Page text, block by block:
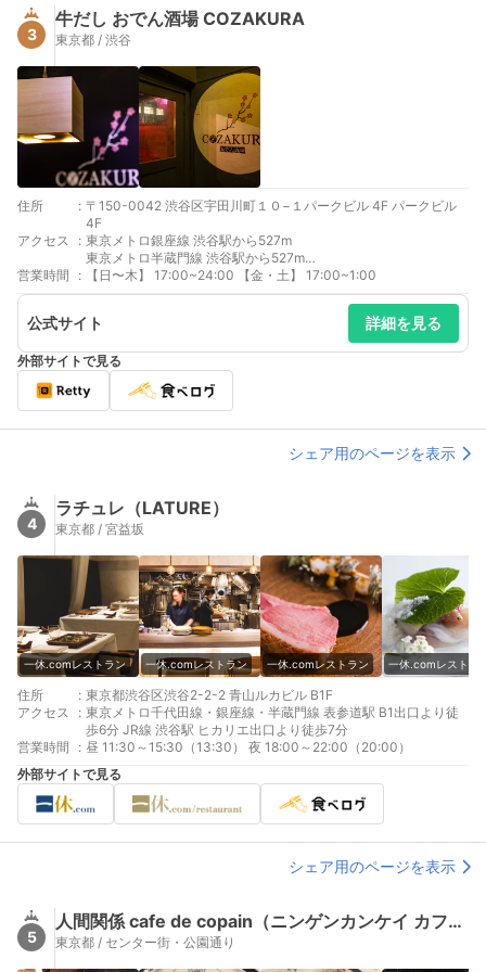
3
牛だし おでん酒場 COZAKURA
東京都 / 渋谷
住所 : 〒150-0042 渋谷区宇田川町１０−１パークビル 4F パークビル
4F
アクセス
: 東京メトロ銀座線 渋谷駅から527m
東京メトロ半蔵門線 渋谷駅から527m
京王井の頭線 渋谷駅から550m
営業時間 : 【日〜木】 17:00~24:00 【金・土】 17:00~1:00
公式サイト 詳細を見る
外部サイトで見る
シェア用のページを表示
4
ラチュレ（LATURE）
東京都 / 宮益坂
一休.comレストラン 一休.comレストラン 一休.comレストラン 一休.comレストラ
住所 : 東京都渋谷区渋谷2-2-2 青山ルカビル B1F
アクセス
: 東京メトロ千代田線・銀座線・半蔵門線 表参道駅 B1出口より徒
歩6分 JR線 渋谷駅 ヒカリエ出口より徒歩7分
営業時間
: 昼 11:30～15:30（13:30） 夜 18:00～22:00（20:00）
外部サイトで見る
シェア用のページを表示
5
人間関係 cafe de copain（ニンゲンカンケイ カフェ ド コパン）
東京都 / センター街・公園通り